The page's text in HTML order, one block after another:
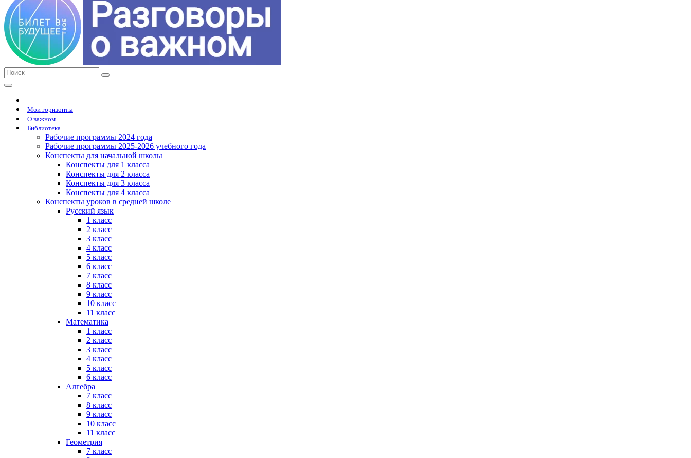
Мои горизонты
О важном
Библиотека
Рабочие программы 2024 года
Рабочие программы 2025-2026 учебного года
Конспекты для начальной школы
Конспекты для 1 класса
Конспекты для 2 класса
Конспекты для 3 класса
Конспекты для 4 класса
Конспекты уроков в средней школе
Русский язык
1 класс
2 класс
3 класс
4 класс
5 класс
6 класс
7 класс
8 класс
9 класс
10 класс
11 класс
Математика
1 класс
2 класс
3 класс
4 класс
5 класс
6 класс
Алгебра
7 класс
8 класс
9 класс
10 класс
11 класс
Геометрия
7 класс